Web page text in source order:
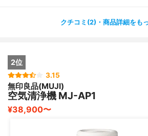
クチコミ(2)・商品詳細をも
2位
3.15
無印良品(MUJI)
空気清浄機 MJ-AP1
¥38,900〜